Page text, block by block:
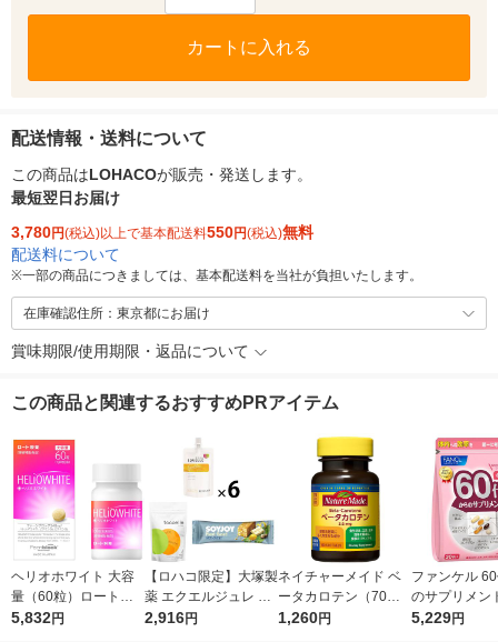
カートに入れる
配送情報・送料について
この商品はLOHACOが販売・発送します。
最短翌日お届け
3,780円(税込)以上で基本配送料550円(税込)無料
配送料について
※一部の商品につきましては、基本配送料を当社が負担いたします。
在庫確認住所：東京都にお届け
賞味期限/使用期限・返品について
この商品と関連するおすすめPRアイテム
ヘリオホワイト 大容
量（60粒）ロート製
薬 サプリメント
5,832円
【ロハコ限定】大塚製
薬 エクエルジュレ 6
個 ＆ トコエル 1個(7
2,916円
ネイチャーメイド ベ
ータカロテン（70日
分） 1個（140粒） 大
1,260円
ファンケル
のサプリメン
用 栄養機能
5,229円